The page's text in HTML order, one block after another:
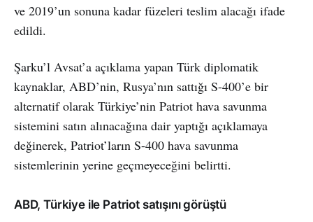
ve 2019’un sonuna kadar füzeleri teslim alacağı ifade
edildi.
Şarku’l Avsat’a açıklama yapan Türk diplomatik
kaynaklar, ABD’nin, Rusya’nın sattığı S-400’e bir
alternatif olarak Türkiye’nin Patriot hava savunma
sistemini satın alınacağına dair yaptığı açıklamaya
değinerek, Patriot’ların S-400 hava savunma
sistemlerinin yerine geçmeyeceğini belirtti.
ABD, Türkiye ile Patriot satışını görüştü